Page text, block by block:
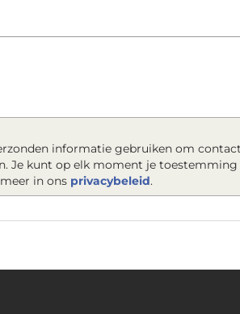
informatie gebruiken om
Je kunt op elk moment je
in ons privacybeleid.